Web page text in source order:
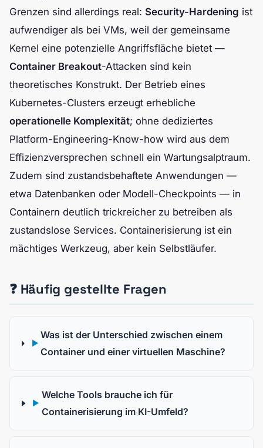
Grenzen sind allerdings real: Security-Hardening ist
aufwendiger als bei VMs, weil der gemeinsame
Kernel eine potenzielle Angriffsfläche bietet —
Container Breakout-Attacken sind kein
theoretisches Konstrukt. Der Betrieb eines
Kubernetes-Clusters erzeugt erhebliche
operationelle Komplexität; ohne dediziertes
Platform-Engineering-Know-how wird aus dem
Effizienzversprechen schnell ein Wartungsalptraum.
Zudem sind zustandsbehaftete Anwendungen —
etwa Datenbanken oder Modell-Checkpoints — in
Containern deutlich trickreicher zu betreiben als
zustandslose Services. Containerisierung ist ein
mächtiges Werkzeug, aber kein Selbstläufer.
❓ Häufig gestellte Fragen
▶
Was ist der Unterschied zwischen einem
Container und einer virtuellen Maschine?
▶
Welche Tools brauche ich für
Containerisierung im KI-Umfeld?